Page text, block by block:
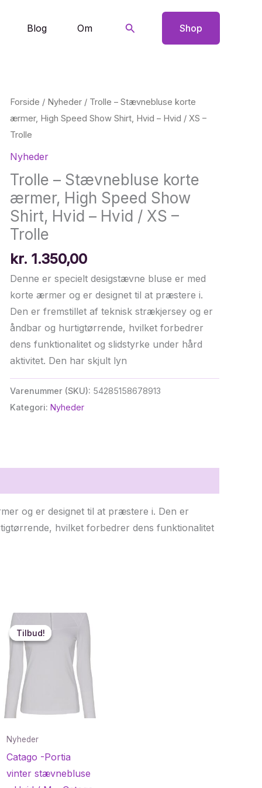
Blog Om Søg Shop
Forside / Nyheder/ Trolle – Stævnebluse korte
ærmer, High Speed Show Shirt, Hvid – Hvid / XS –
Trolle
Nyheder
Trolle – Stævnebluse korte
ærmer, High Speed Show
Shirt, Hvid – Hvid / XS –
Trolle
kr. 1.350,00
Denne er specielt desigstævne bluse er med
korte ærmer og er designet til at præstere i.
Den er fremstillet af teknisk strækjersey og er
åndbar og hurtigtørrende, hvilket forbedrer
dens funktionalitet og slidstyrke under hård
aktivitet. Den har skjult lyn
Varenummer (SKU): 54285158678913
Kategori: Nyheder
og er designet til at præstere i. Den er
hvilket forbedrer dens funktionalitet
Tilbud!
Tilbud!
Nyheder
Catago -Portia
vinter stævnebluse